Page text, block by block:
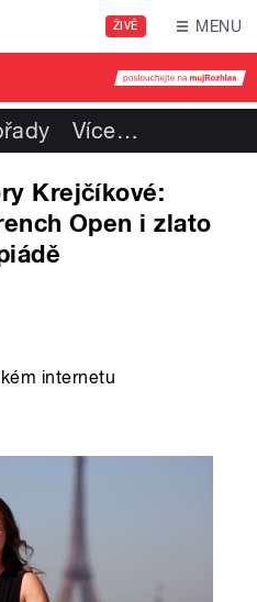
ŽIVĚ MENU
Více…
Krejčíkové:
Open i zlato
internetu